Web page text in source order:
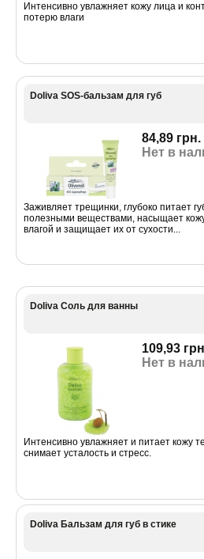
Интенсивно увлажняет кожу лица и
потерю влаги
Doliva SOS-бальзам для губ
84,89 грн.
Нет в
Заживляет трещинки, глубоко питает
полезными веществами, насыщает
влагой и защищает их от сухости...
Doliva Соль для ванны
109,93
Нет в
Интенсивно увлажняет и питает кожу
снимает усталость и стресс.
Doliva Бальзам для губ в стике